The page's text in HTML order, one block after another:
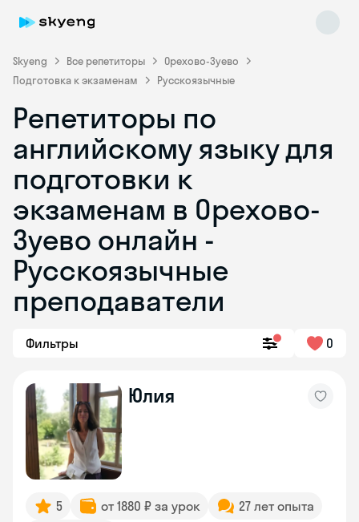
Skyeng Все репетиторы
Орехово-Зуево
Подготовка к экзаменам
Русскоязычные
Репетиторы по
английскому языку для
подготовки к
экзаменам в Орехово-
Зуево онлайн -
Русскоязычные
преподаватели
Фильтры 0
Юлия
5 от 1880 ₽ за урок
27 лет опыта
Skyeng Chat